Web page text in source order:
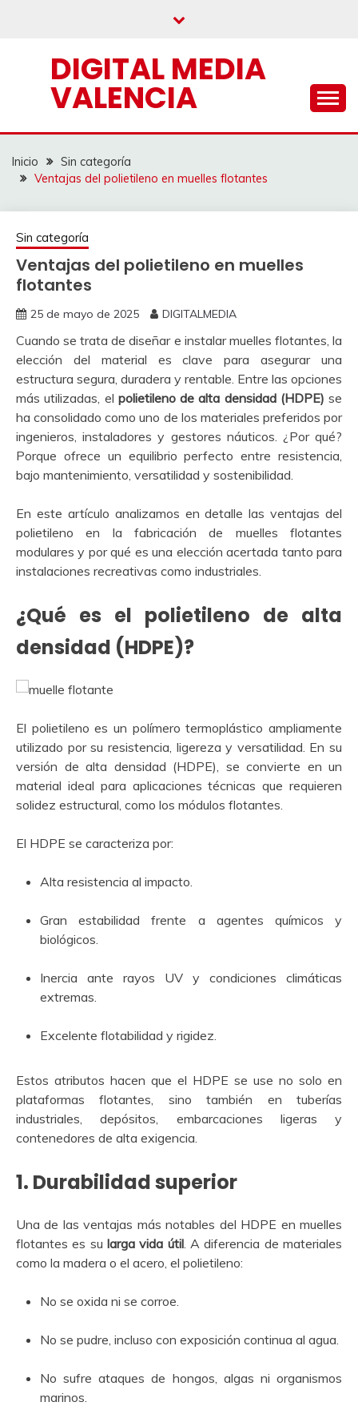
DIGITAL MEDIA
VALENCIA
Inicio
Sin categoría
Ventajas del polietileno en muelles flotantes
Sin categoría
Ventajas del polietileno en muelles
flotantes
25 de mayo de 2025 DIGITALMEDIA
Cuando se trata de diseñar e instalar muelles flotantes, la
elección del material es clave para asegurar una
estructura segura, duradera y rentable. Entre las opciones
más utilizadas, el polietileno de alta densidad (HDPE) se
ha consolidado como uno de los materiales preferidos por
ingenieros, instaladores y gestores náuticos. ¿Por qué?
Porque ofrece un equilibrio perfecto entre resistencia,
bajo mantenimiento, versatilidad y sostenibilidad.
En este artículo analizamos en detalle las ventajas del
polietileno en la fabricación de muelles flotantes
modulares y por qué es una elección acertada tanto para
instalaciones recreativas como industriales.
¿Qué es el polietileno de alta
densidad (HDPE)?
El polietileno es un polímero termoplástico ampliamente
utilizado por su resistencia, ligereza y versatilidad. En su
versión de alta densidad (HDPE), se convierte en un
material ideal para aplicaciones técnicas que requieren
solidez estructural, como los módulos flotantes.
El HDPE se caracteriza por:
Alta resistencia al impacto.
Gran estabilidad frente a agentes químicos y
biológicos.
Inercia ante rayos UV y condiciones climáticas
extremas.
Excelente flotabilidad y rigidez.
Estos atributos hacen que el HDPE se use no solo en
plataformas flotantes, sino también en tuberías
industriales, depósitos, embarcaciones ligeras y
contenedores de alta exigencia.
1. Durabilidad superior
Una de las ventajas más notables del HDPE en muelles
flotantes es su larga vida útil. A diferencia de materiales
como la madera o el acero, el polietileno:
No se oxida ni se corroe.
No se pudre, incluso con exposición continua al agua.
No sufre ataques de hongos, algas ni organismos
marinos.